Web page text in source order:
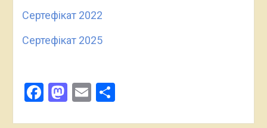
Сертефікат 2022
Сертефікат 2025
Facebook
Mastodon
EmailПоділитися